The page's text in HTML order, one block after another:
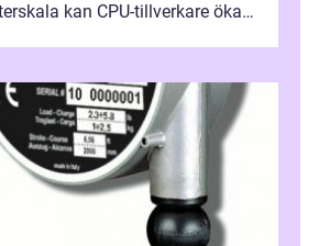
kan CPU-tillverkare öka